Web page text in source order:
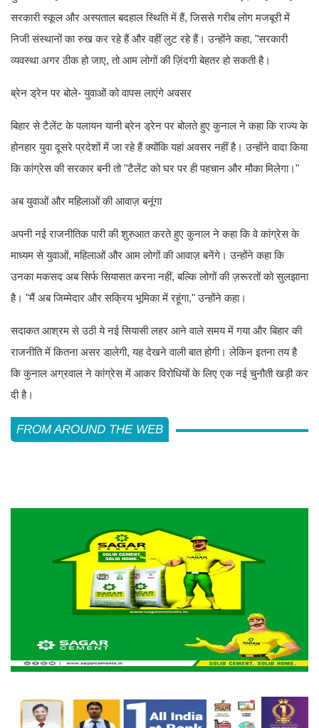
सरकारी स्कूल और अस्पताल बदहाल स्थिति में हैं, जिससे गरीब लोग मजबूरी में
निजी संस्थानों का रुख कर रहे हैं और वहीं लुट रहे हैं। उन्होंने कहा, "सरकारी
व्यवस्था अगर ठीक हो जाए, तो आम लोगों की ज़िंदगी बेहतर हो सकती है।
ब्रेन ड्रेन पर बोले- युवाओं को वापस लाएंगे अवसर
बिहार से टैलेंट के पलायन यानी ब्रेन ड्रेन पर बोलते हुए कुनाल ने कहा कि राज्य के
होनहार युवा दूसरे प्रदेशों में जा रहे हैं क्योंकि यहां अवसर नहीं है। उन्होंने वादा किया
कि कांग्रेस की सरकार बनी तो "टैलेंट को घर पर ही पहचान और मौका मिलेगा।"
अब युवाओं और महिलाओं की आवाज़ बनूंगा
अपनी नई राजनीतिक पारी की शुरुआत करते हुए कुनाल ने कहा कि वे कांग्रेस के
माध्यम से युवाओं, महिलाओं और आम लोगों की आवाज़ बनेंगे। उन्होंने कहा कि
उनका मकसद अब सिर्फ सियासत करना नहीं, बल्कि लोगों की ज़रूरतों को सुलझाना
है। "मैं अब जिम्मेदार और सक्रिय भूमिका में रहूंगा," उन्होंने कहा।
सदाकत आश्रम से उठी ये नई सियासी लहर आने वाले समय में गया और बिहार की
राजनीति में कितना असर डालेगी, यह देखने वाली बात होगी। लेकिन इतना तय है
कि कुनाल अग्रवाल ने कांग्रेस में आकर विरोधियों के लिए एक नई चुनौती खड़ी कर
दी है।
FROM AROUND THE WEB